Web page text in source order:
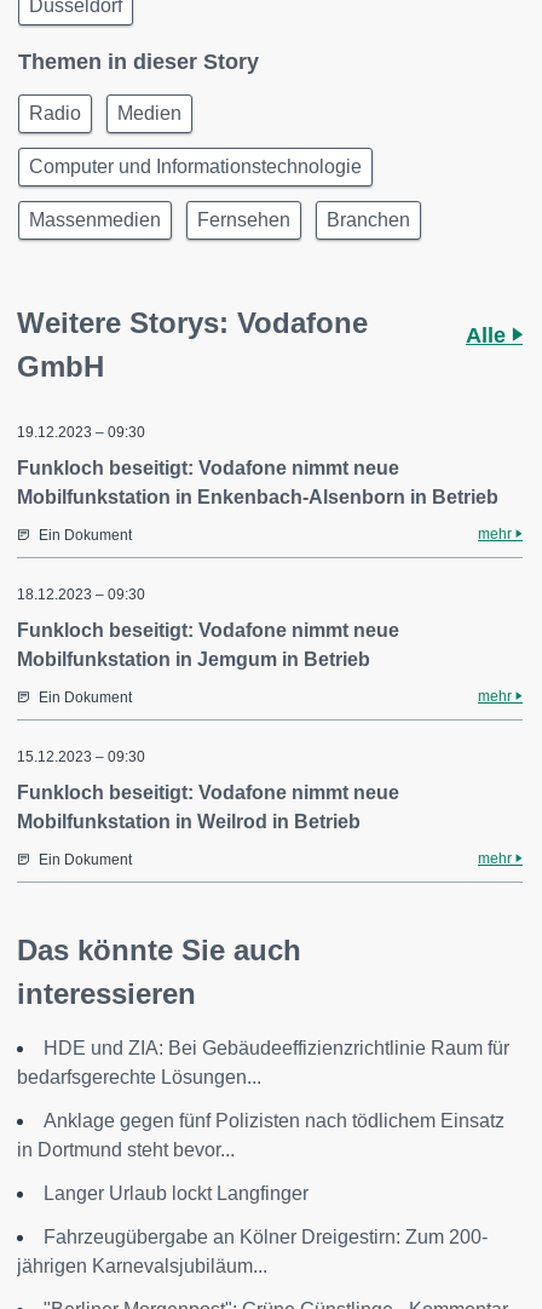
Düsseldorf
Themen in dieser Story
Radio Medien
Computer und Informationstechnologie
Massenmedien Fernsehen Branchen
Weitere Storys: Vodafone
GmbH
Alle
19.12.2023 – 09:30
Funkloch beseitigt: Vodafone nimmt neue
Mobilfunkstation in Enkenbach-Alsenborn in Betrieb
Ein Dokument mehr
18.12.2023 – 09:30
Funkloch beseitigt: Vodafone nimmt neue
Mobilfunkstation in Jemgum in Betrieb
Ein Dokument mehr
15.12.2023 – 09:30
Funkloch beseitigt: Vodafone nimmt neue
Mobilfunkstation in Weilrod in Betrieb
Ein Dokument mehr
Das könnte Sie auch
interessieren
HDE und ZIA: Bei Gebäudeeffizienzrichtlinie Raum für
bedarfsgerechte Lösungen...
Anklage gegen fünf Polizisten nach tödlichem Einsatz
in Dortmund steht bevor...
Langer Urlaub lockt Langfinger
Fahrzeugübergabe an Kölner Dreigestirn: Zum 200-
jährigen Karnevalsjubiläum...